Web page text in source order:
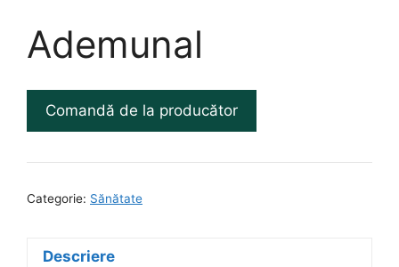
Ademunal
Comandă de la producător
Categorie: Sănătate
Descriere